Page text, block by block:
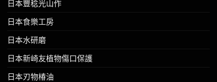
日本豐稔光山作
日本食樂工房
日本水研磨
日本新崎友植物傷口保護
日本刃物椿油